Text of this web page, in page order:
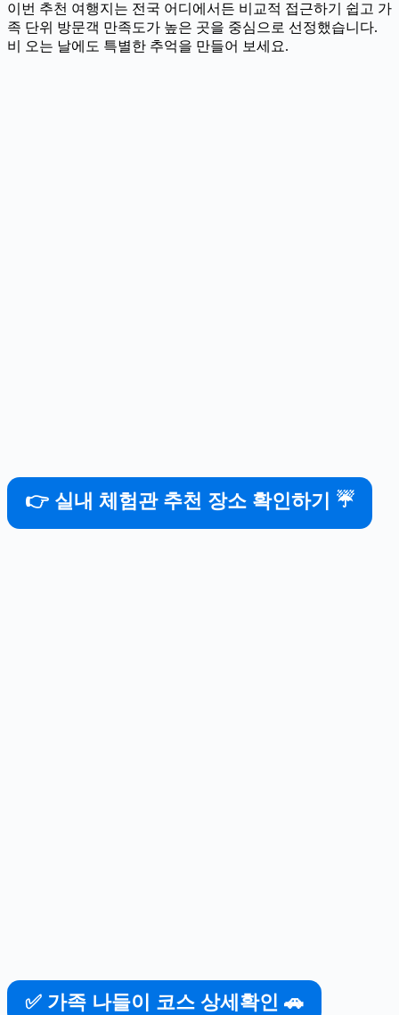
이번 추천 여행지는 전국 어디에서든 비교적 접근하기 쉽고 가
족 단위 방문객 만족도가 높은 곳을 중심으로 선정했습니다.
비 오는 날에도 특별한 추억을 만들어 보세요.
👉 실내 체험관 추천 장소 확인하기 ☔
✅ 가족 나들이 코스 상세확인 🚗